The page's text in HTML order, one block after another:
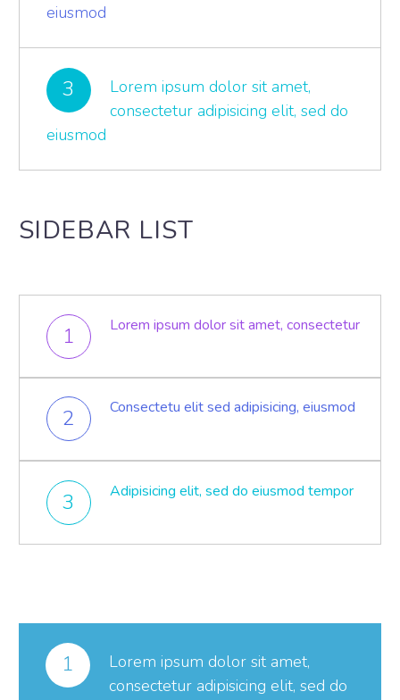
eiusmod
3
Lorem ipsum dolor sit amet,
consectetur adipisicing elit, sed do
eiusmod
SIDEBAR LIST
1 Lorem ipsum dolor sit amet, consectetur
2 Consectetu elit sed adipisicing, eiusmod
3 Adipisicing elit, sed do eiusmod tempor
1
Lorem ipsum dolor sit amet,
consectetur adipisicing elit, sed do